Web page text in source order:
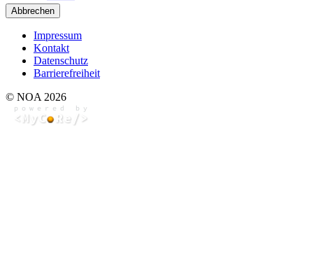
Abbrechen
Impressum
Kontakt
Datenschutz
Barrierefreiheit
© NOA 2026